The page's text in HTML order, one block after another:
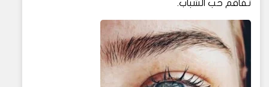
تفاقم حب الشباب.